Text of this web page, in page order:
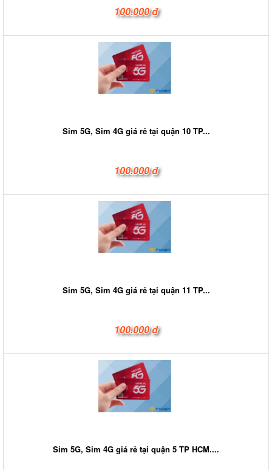
100.000 đ
Sim 5G, Sim 4G giá rẻ tại quận 10 TP...
100.000 đ
Sim 5G, Sim 4G giá rẻ tại quận 11 TP...
100.000 đ
Sim 5G, Sim 4G giá rẻ tại quận 5 TP HCM....